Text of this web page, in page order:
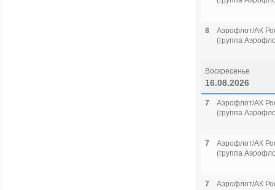
8
Аэрофлот/АК
(группа
Воскресенье
16.08.2026
7
Аэрофлот/АК
(группа
7
Аэрофлот/АК
(группа
7
Аэрофлот/АК